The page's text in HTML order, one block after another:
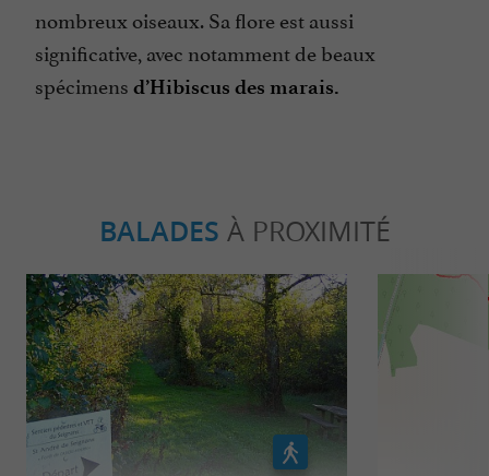
nombreux oiseaux. Sa flore est aussi
significative, avec notamment de beaux
spécimens d’Hibiscus des marais.
BALADES À PROXIMITÉ